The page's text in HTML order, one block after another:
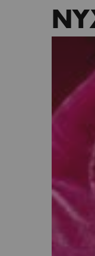
pdp-section-brand-video-